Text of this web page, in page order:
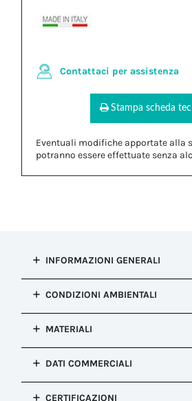
Contattaci per assistenza
Stampa scheda
Eventuali modifiche apportate alla
potranno essere effettuate senza
INFORMAZIONI GENERALI
installazione
Tappo di chiusura
Configurazione
Colore
Dimensioni
CONDIZIONI AMBIENTALI
corrosione
Salt mist test : EN60068-2-11:2000
Temperatura
MATERIALI
POMDATI COMMERCIALI
CERTIFICAZIONI